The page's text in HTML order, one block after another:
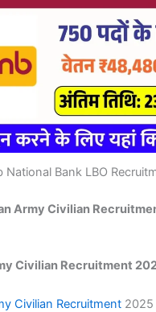
National Bank LBO
Army Civilian
Civilian Recruitment
Civilian Recruitment 2025